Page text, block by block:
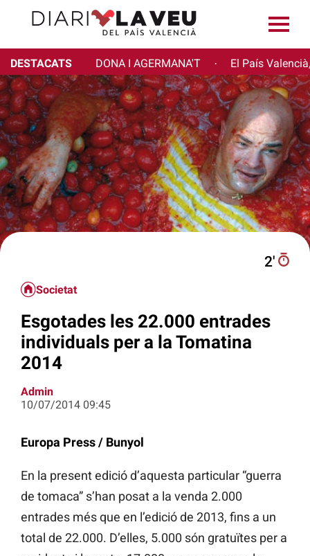
DESTACATS DONA I AGERMANA'T · El País
2′
Societat
Esgotades les 22.000 entrades
individuals per a la Tomatina
2014
Admin
10/07/2014 09:45
Europa Press / Bunyol
En la present edició d’aquesta particular “guerra
de tomaca” s’han posat a la venda 2.000
entrades més que en l’edició de 2013, fins a un
total de 22.000. D’elles, 5.000 són gratuïtes per a